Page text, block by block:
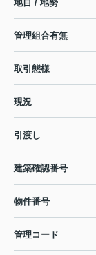
地目 / 地勢
管理組合有無
取引態様
現況
引渡し
建築確認番号
物件番号
管理コード